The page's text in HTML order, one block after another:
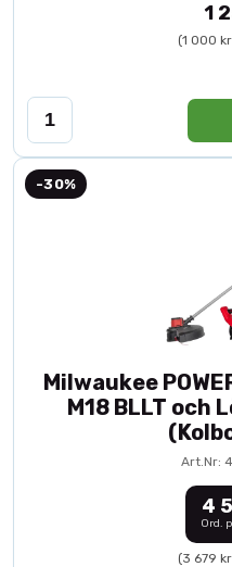
1
(1 000
-30%
Milwaukee
M18 BLLT och
Art.Nr:
4
Ord.
(3 679